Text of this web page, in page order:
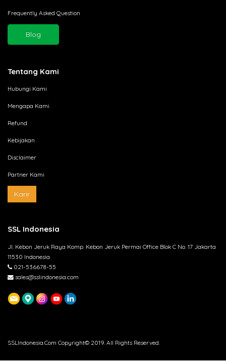
Frequently Asked Question
Blog
Tentang Kami
Hubungi Kami
Mengapa Kami
Refund
Kebijakan
Disclaimer
Partner Kami
Karir
SSL Indonesia
Jl. Kebon Jeruk Raya Komp. Kebon Jeruk Permai Office Blok C No. 17 Jakarta
11530 Indonesia
021-536678-55
sales@sslindonesia.com
SSLIndonesia.Com Copyright© 2019. All Rights Reserved.